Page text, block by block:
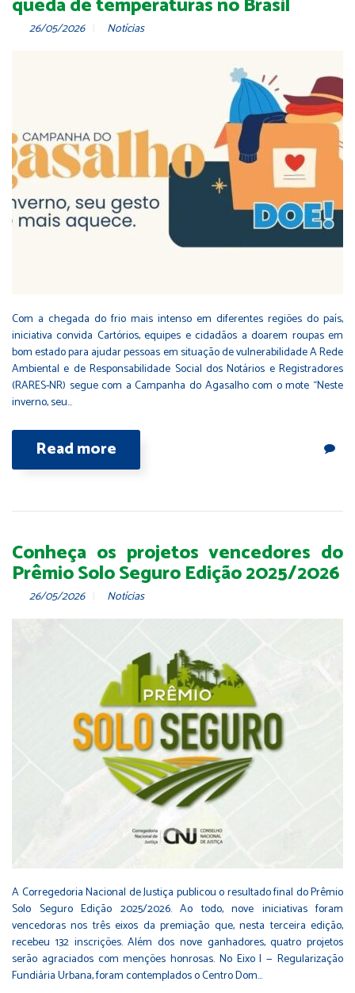
queda de temperaturas no Brasil
26/05/2026 Notícias
Com a chegada do frio mais intenso em diferentes regiões do país,
iniciativa convida Cartórios, equipes e cidadãos a doarem roupas em
bom estado para ajudar pessoas em situação de vulnerabilidade A Rede
Ambiental e de Responsabilidade Social dos Notários e Registradores
(RARES-NR) segue com a Campanha do Agasalho com o mote “Neste
inverno, seu…
Read more
Conheça os projetos vencedores do
Prêmio Solo Seguro Edição 2025/2026
26/05/2026 Notícias
A Corregedoria Nacional de Justiça publicou o resultado final do Prêmio
Solo Seguro Edição 2025/2026. Ao todo, nove iniciativas foram
vencedoras nos três eixos da premiação que, nesta terceira edição,
recebeu 132 inscrições. Além dos nove ganhadores, quatro projetos
serão agraciados com menções honrosas. No Eixo I — Regularização
Fundiária Urbana, foram contemplados o Centro Dom…